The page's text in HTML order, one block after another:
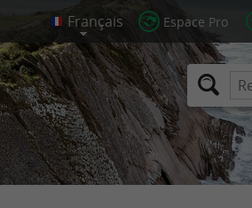
Espace Pro